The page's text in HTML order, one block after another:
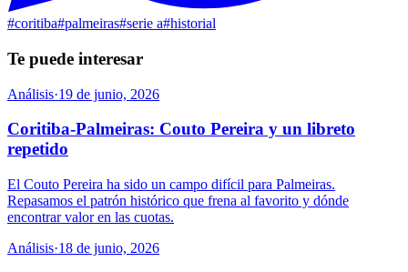
#coritiba#palmeiras#serie a#historial
Te puede interesar
Análisis·19 de junio, 2026
Coritiba-Palmeiras: Couto Pereira y un libreto
repetido
El Couto Pereira ha sido un campo difícil para Palmeiras.
Repasamos el patrón histórico que frena al favorito y dónde
encontrar valor en las cuotas.
Análisis·18 de junio, 2026